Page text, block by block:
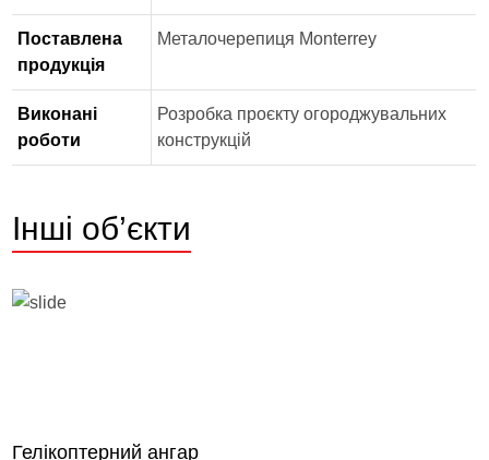
Поставлена
продукція
Металочерепиця Monterrey
Виконані
роботи
Розробка проєкту огороджувальних
конструкцій
Інші об’єкти
Гелікоптерний ангар